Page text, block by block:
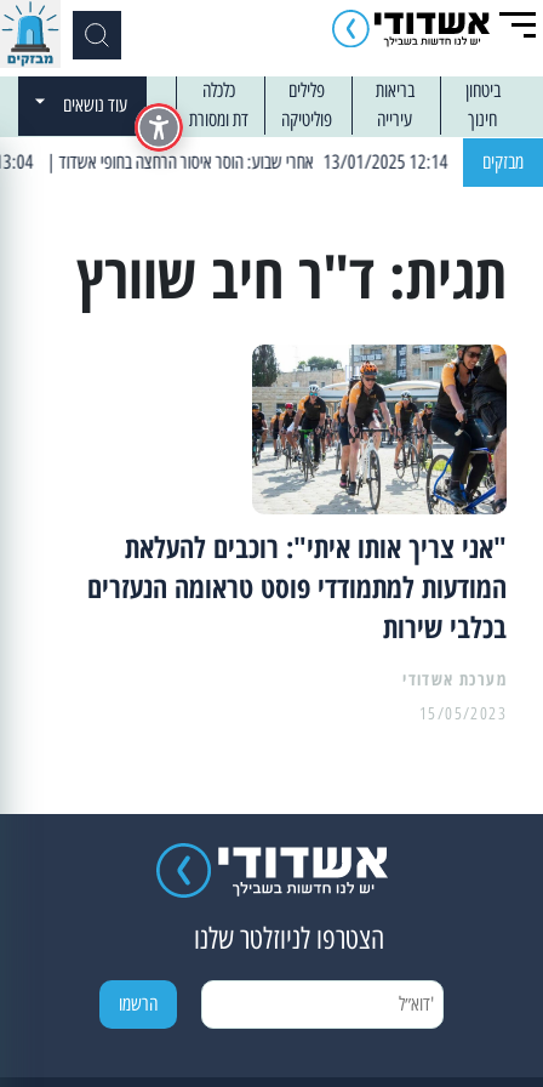
ביטחון בריאות פלילים
כלכלה
חינוך
עירייה פוליטיקה דת ומסורת
עוד נושאים
מבזקים | 13:04 14/01/2025 עובדים בלילות: עבודות קרצוף וריבוד אספלט
תגית: ד"ר חיב שוורץ
"אני צריך אותו איתי": רוכבים להעלאת
המודעות למתמודדי פוסט טראומה הנעזרים
בכלבי שירות
מערכת אשדודי
15/05/2023
הצטרפו לניוזלטר שלנו